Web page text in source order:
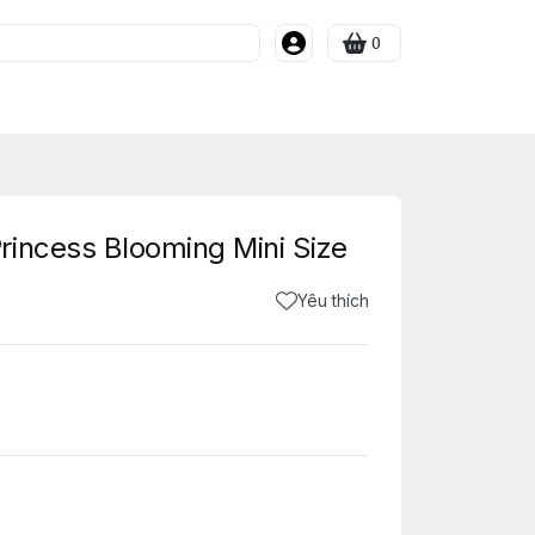
0
Blooming Mini Size
Yêu thích